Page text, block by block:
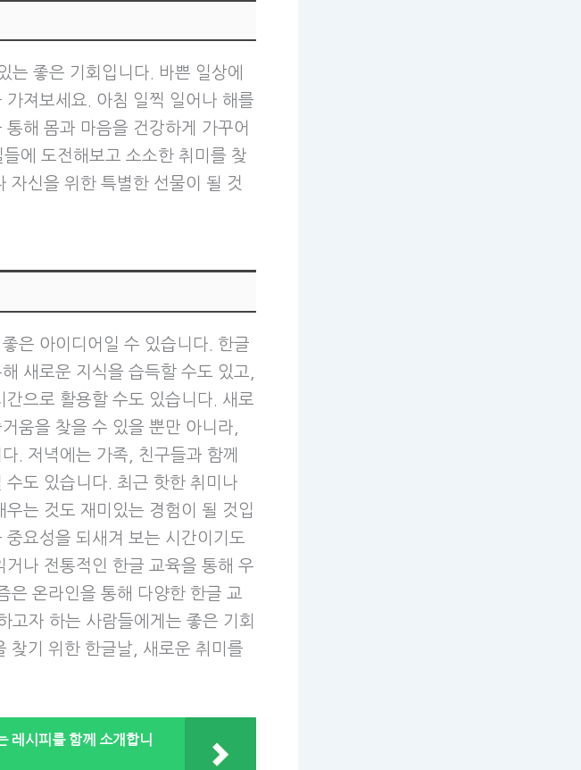
는 좋은 기회입니다. 바쁜 일상에
져보세요. 아침 일찍 일어나 해를
해 몸과 마음을 건강하게 가꾸어
에 도전해보고 소소한 취미를 찾
자신을 위한 특별한 선물이 될 것
은 아이디어일 수 있습니다. 한글
새로운 지식을 습득할 수도 있고,
으로 활용할 수도 있습니다. 새로
움을 찾을 수 있을 뿐만 아니라,
. 저녁에는 가족, 친구들과 함께
도 있습니다. 최근 핫한 취미나
는 것도 재미있는 경험이 될 것입
요성을 되새겨 보는 시간이기도
나 전통적인 한글 교육을 통해 우
은 온라인을 통해 다양한 한글 교
고자 하는 사람들에게는 좋은 기회
찾기 위한 한글날, 새로운 취미를
레시피를 함께 소개합니